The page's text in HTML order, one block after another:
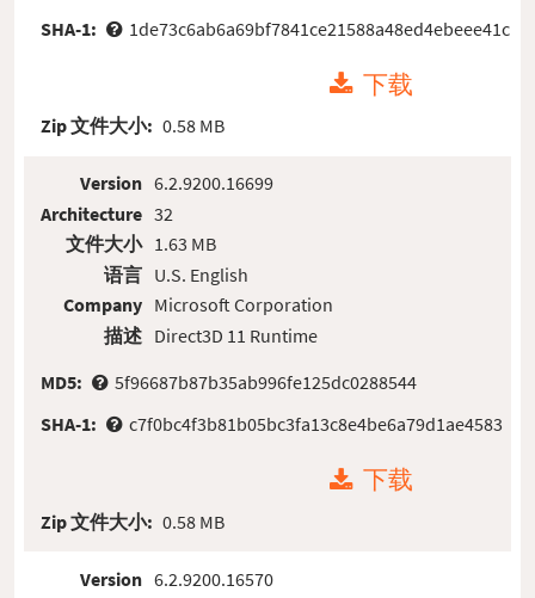
SHA-1:
1de73c6ab6a69bf7841ce21588a48ed4ebeee41c
下载
Zip 文件大小: 0.58 MB
Version
Architecture
文件大小
语言
Company
描述
6.2.9200.16699
32
1.63 MB
U.S. English
Microsoft Corporation
Direct3D 11 Runtime
MD5:
5f96687b87b35ab996fe125dc0288544
SHA-1:
c7f0bc4f3b81b05bc3fa13c8e4be6a79d1ae4583
下载
Zip 文件大小: 0.58 MB
Version 6.2.9200.16570